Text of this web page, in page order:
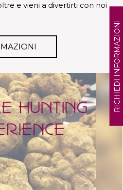
e vieni a divertirti con noi
RICHIEDI INFORMAZIONI